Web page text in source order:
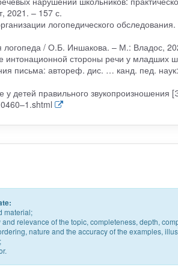
2021. – 157 с.
логопедического
/ О.Б. Иншакова. – М.: Владос,
стороны речи у младших
письма: автореф. дис. … канд. пед.
детей правильного звукопроизношения
material;
relevance of the topic, completeness, depth,
nature and the accuracy of the examples,